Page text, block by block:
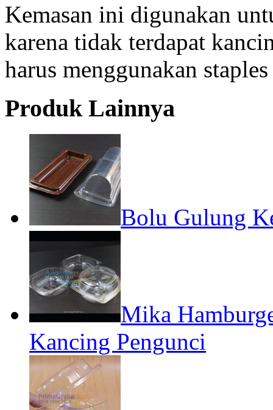
Kemasan ini digunakan
karena tidak terdapat
harus menggunakan
Produk Lainnya
Bolu Gulung
Mika
Kancing Pengunci